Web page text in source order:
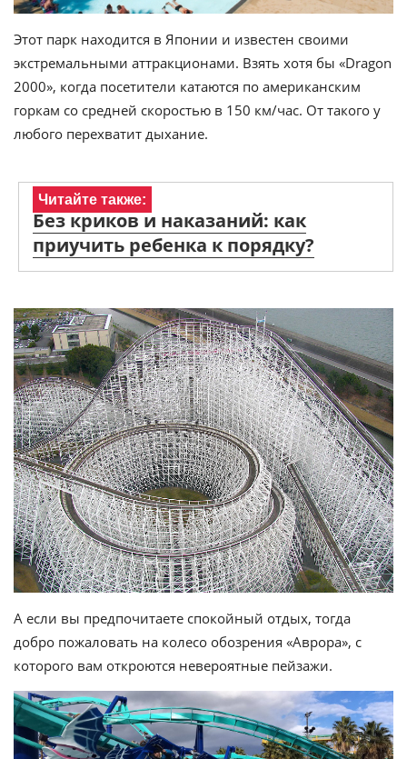
Этот парк находится в Японии и известен своими
экстремальными аттракционами. Взять хотя бы «Dragon
2000», когда посетители катаются по американским
горкам со средней скоростью в 150 км/час. От такого у
любого перехватит дыхание.
Читайте также:
Без криков и наказаний: как
приучить ребенка к порядку?
А если вы предпочитаете спокойный отдых, тогда
добро пожаловать на колесо обозрения «Аврора», с
которого вам откроются невероятные пейзажи.